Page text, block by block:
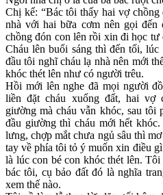
Chị kể: “Bác tôi thấy hai vợ
nhà với hai bữa cơm nên gọi
chồng đón con lên rồi xin đi học tư
Cháu lên buổi sáng thì đến tối,
đầu tôi nghĩ cháu lạ nhà nên mới
khóc thét lên như có người trêu.
Hồi mới lên nghe đã mọi người
liền đặt cháu xuống đất, hai vợ
giường mà cháu vẫn khóc, sau
đầu giường thì cháu mới hết
lưng, chợp mắt chưa ngủ sâu thì
tay về phía tôi tỏ ý muốn xin điều
là lúc con bé con khóc thét lên.
bác tôi, cụ bảo đất đó là nghĩa
xem thế nào.